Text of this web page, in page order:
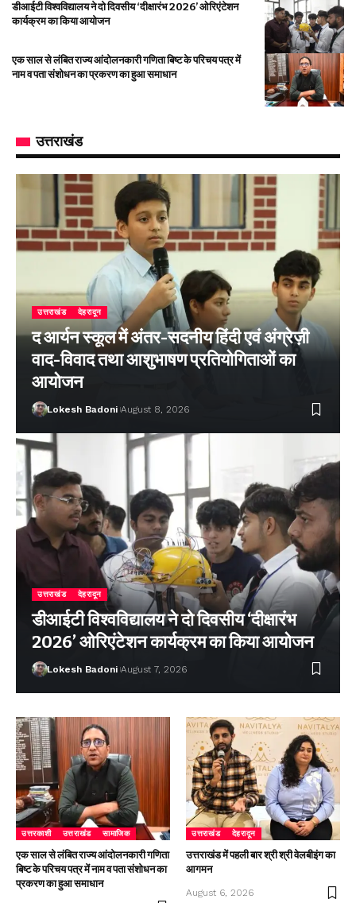
डीआईटी विश्वविद्यालय ने दो दिवसीय ‘दीक्षारंभ 2026’ ओरिएंटेशन
कार्यक्रम का किया आयोजन
एक साल से लंबित राज्य आंदोलनकारी गणिता बिष्ट के परिचय पत्र में
नाम व पता संशोधन का प्रकरण का हुआ समाधान
उत्तराखंड
उत्तराखंड देहरादून
द आर्यन स्कूल में अंतर-सदनीय हिंदी एवं अंग्रेज़ी
वाद-विवाद तथा आशुभाषण प्रतियोगिताओं का
आयोजन
Lokesh Badoni August 8, 2026
उत्तराखंड देहरादून
डीआईटी विश्वविद्यालय ने दो दिवसीय ‘दीक्षारंभ
2026’ ओरिएंटेशन कार्यक्रम का किया आयोजन
Lokesh Badoni August 7, 2026
उत्तरकाशी उत्तराखंड सामाजिक
एक साल से लंबित राज्य आंदोलनकारी गणिता
बिष्ट के परिचय पत्र में नाम व पता संशोधन का
प्रकरण का हुआ समाधान
उत्तराखंड देहरादून
उत्तराखंड में पहली बार श्री श्री वेलबीइंग का
आगमन
August 6, 2026